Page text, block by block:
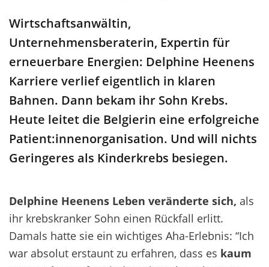
Wirtschaftsanwältin,
Unternehmensberaterin, Expertin für
erneuerbare Energien: Delphine Heenens
Karriere verlief eigentlich in klaren
Bahnen. Dann bekam ihr Sohn Krebs.
Heute leitet die Belgierin eine erfolgreiche
Patient:innenorganisation. Und will nichts
Geringeres als Kinderkrebs besiegen.
Delphine Heenens Leben veränderte sich, als
ihr krebskranker Sohn einen Rückfall erlitt.
Damals hatte sie ein wichtiges Aha-Erlebnis: “Ich
war absolut erstaunt zu erfahren, dass es kaum